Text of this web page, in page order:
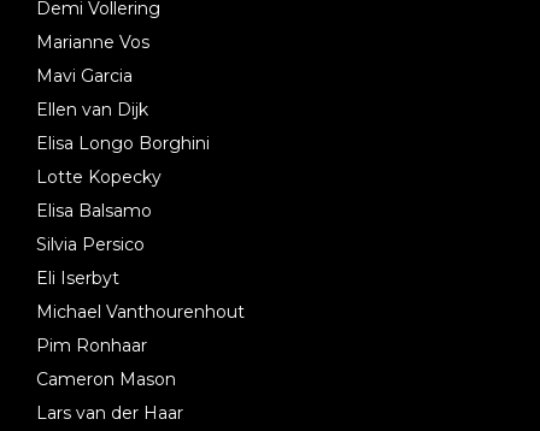
Demi Vollering
Marianne Vos
Mavi Garcia
Ellen van Dijk
Elisa Longo Borghini
Lotte Kopecky
Elisa Balsamo
Silvia Persico
Eli Iserbyt
Michael Vanthourenhout
Pim Ronhaar
Cameron Mason
Lars van der Haar